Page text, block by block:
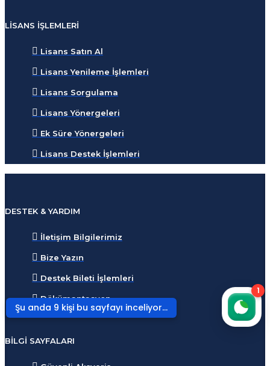
Şu anda 9 kişi bu sayfayı inceliyor...
LISANS İŞLEMLERI
Lisans Satın Al
Lisans Yenileme İşlemleri
Lisans Sorgulama
Lisans Yönergeleri
Ek Süre Yönergeleri
Lisans Destek İşlemleri
DESTEK & YARDIM
İletişim Bilgilerimiz
Bize Yazın
Destek Bileti İşlemleri
Dökümantasyon
BILGI SAYFALARI
1